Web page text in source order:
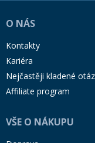
O NÁS
Kontakty
Kariéra
Nejčastěji kladené
Affiliate program
VŠE O NÁKUPU